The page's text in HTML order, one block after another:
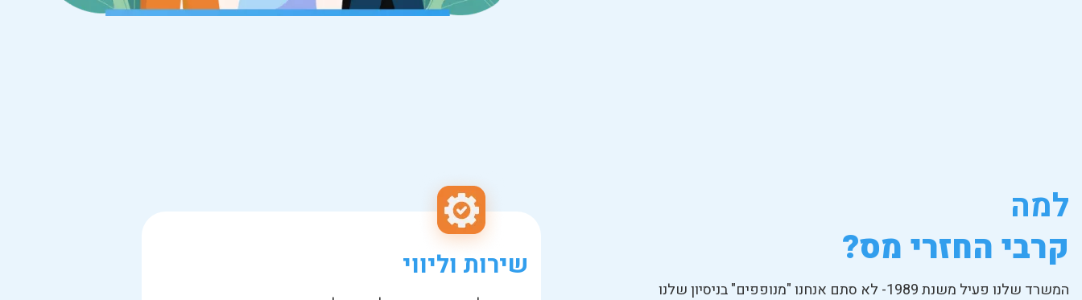
למה
קרבי החזרי מס?
המשרד שלנו פעיל משנת 1989- לא סתם אנחנו "מנופפים" בניסיון שלנו
שירות וליווי